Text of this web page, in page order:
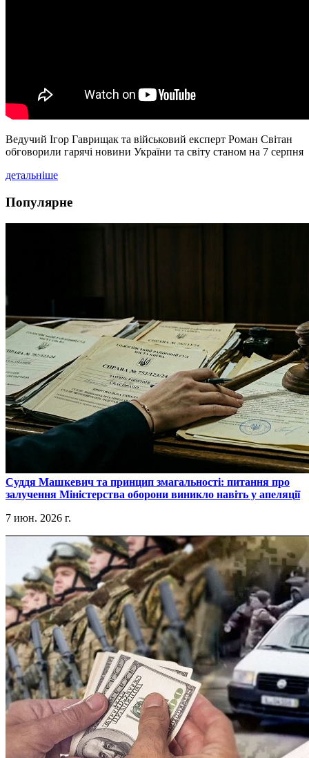
Ведучий Ігор Гаврищак та військовий експерт Роман Світан
обговорили гарячі новини України та світу станом на 7 серпня
детальніше
Популярне
​Суддя Машкевич та принцип змагальності: питання про
залучення Міністерства оборони виникло навіть у апеляції
7 июн. 2026 г.